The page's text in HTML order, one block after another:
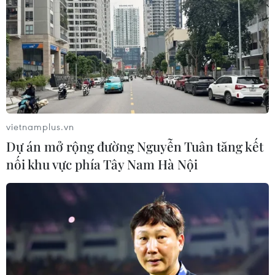
Bắc Giang mở rộng không gian phát triển
du lịch, thu hút du khách
21/04/2022 00:38
Tỉnh Bắc Giang chủ trương mở rộng phát triển không
vietnamplus.vn
Dự án mở rộng đường Nguyễn Tuân tăng kết
nối khu vực phía Tây Nam Hà Nội